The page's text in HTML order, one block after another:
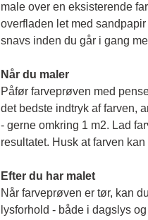
male over en eksisterende
overfladen let med
snavs inden du går i gang
Når du maler
Påfør farveprøven med
det bedste indtryk af farven,
- gerne omkring 1 m2. Lad
resultatet. Husk at farven
Efter du har malet
Når farveprøven er tør, kan
lysforhold - både i dagslys